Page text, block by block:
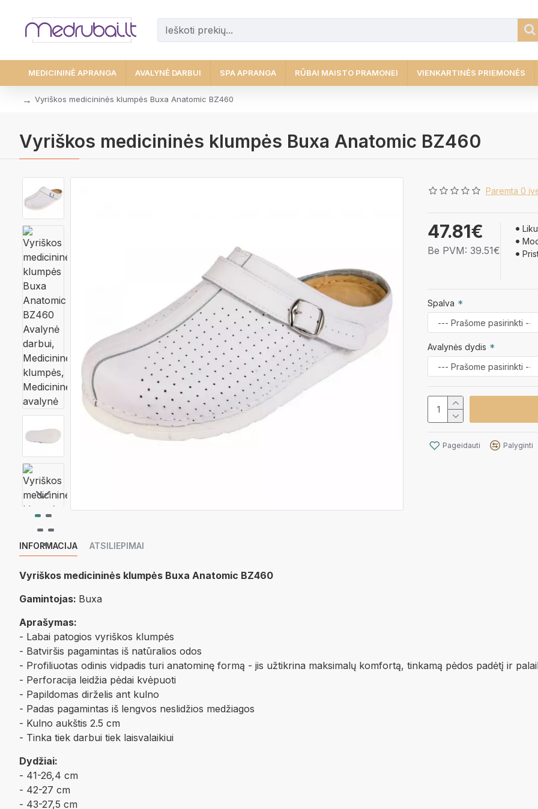
MEDICININĖ APRANGA AVALYNĖ DARBUI SPA APRANGA RŪBAI MAISTO PRAMONEI VIENKARTINĖS PRIEMONĖS
Vyriškos medicininės klumpės Buxa Anatomic BZ460
Vyriškos medicininės klumpės Buxa Anatomic BZ460
Paremta 0
47.81€
Be PVM: 39.51€
Spalva
Avalynės dydis
Pageidauti Palyginti
INFORMACIJA ATSILIEPIMAI
Vyriškos medicininės klumpės Buxa Anatomic BZ460
Gamintojas: Buxa
Aprašymas:
- Labai patogios vyriškos klumpės
- Batviršis pagamintas iš natūralios odos
- Profiliuotas odinis vidpadis turi anatominę formą - jis užtikrina maksimalų komfortą, tinkamą pėdos padėtį ir
- Perforacija leidžia pėdai kvėpuoti
- Papildomas dirželis ant kulno
- Padas pagamintas iš lengvos neslidžios medžiagos
- Kulno aukštis 2.5 cm
- Tinka tiek darbui tiek laisvalaikiui
Dydžiai:
- 41-26,4 cm
- 42-27 cm
- 43-27,5 cm